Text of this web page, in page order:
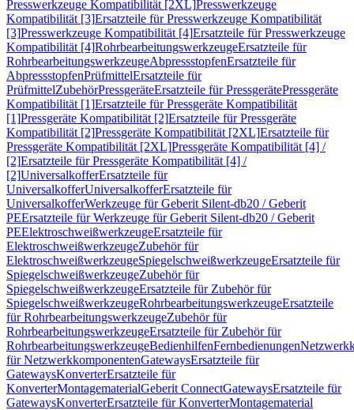
Presswerkzeuge Kompatibilität [2XL]Presswerkzeuge
Kompatibilität [3]Ersatzteile für Presswerkzeuge Kompatibilität
[3]Presswerkzeuge Kompatibilität [4]Ersatzteile für Presswerkzeuge
Kompatibilität [4]RohrbearbeitungswerkzeugeErsatzteile für
RohrbearbeitungswerkzeugeAbpressstopfenErsatzteile für
AbpressstopfenPrüfmittelErsatzteile für
PrüfmittelZubehörPressgeräteErsatzteile für PressgerätePressgeräte
Kompatibilität [1]Ersatzteile für Pressgeräte Kompatibilität
[1]Pressgeräte Kompatibilität [2]Ersatzteile für Pressgeräte
Kompatibilität [2]Pressgeräte Kompatibilität [2XL]Ersatzteile für
Pressgeräte Kompatibilität [2XL]Pressgeräte Kompatibilität [4] /
[2]Ersatzteile für Pressgeräte Kompatibilität [4] /
[2]UniversalkofferErsatzteile für
UniversalkofferUniversalkofferErsatzteile für
UniversalkofferWerkzeuge für Geberit Silent-db20 / Geberit
PEErsatzteile für Werkzeuge für Geberit Silent-db20 / Geberit
PEElektroschweißwerkzeugeErsatzteile für
ElektroschweißwerkzeugeZubehör für
ElektroschweißwerkzeugeSpiegelschweißwerkzeugeErsatzteile für
SpiegelschweißwerkzeugeZubehör für
SpiegelschweißwerkzeugeErsatzteile für Zubehör für
SpiegelschweißwerkzeugeRohrbearbeitungswerkzeugeErsatzteile
für RohrbearbeitungswerkzeugeZubehör für
RohrbearbeitungswerkzeugeErsatzteile für Zubehör für
RohrbearbeitungswerkzeugeBedienhilfenFernbedienungen
für NetzwerkkomponentenGatewaysErsatzteile für
GatewaysKonverterErsatzteile für
KonverterMontagematerialGeberit ConnectGatewaysErsatzteile für
GatewaysKonverterErsatzteile für KonverterMontagematerial